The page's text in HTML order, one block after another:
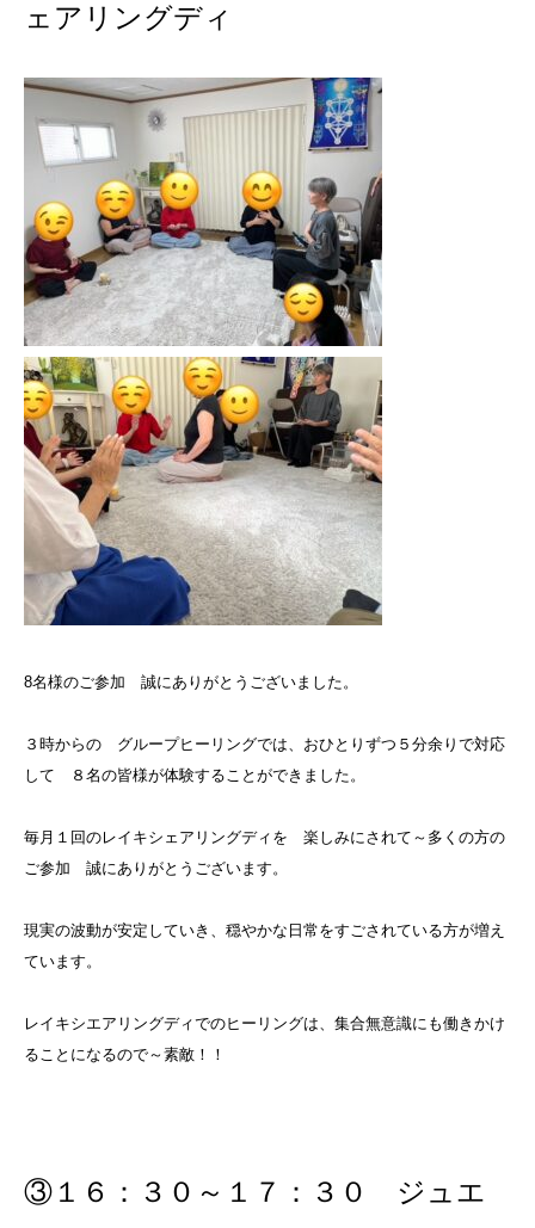
ェアリングディ
8名様のご参加 誠にありがとうございました。
３時からの グループヒーリングでは、おひとりずつ５分余りで対応
して ８名の皆様が体験することができました。
毎月１回のレイキシェアリングディを 楽しみにされて～多くの方の
ご参加 誠にありがとうございます。
現実の波動が安定していき、穏やかな日常をすごされている方が増え
ています。
レイキシエアリングディでのヒーリングは、集合無意識にも働きかけ
ることになるので～素敵！！
③１６：３０～１７：３０ ジュエ